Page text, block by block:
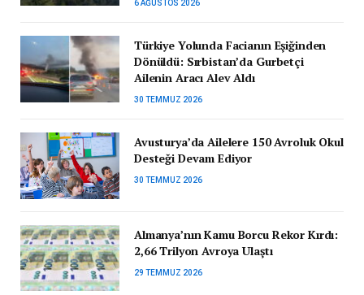
6 AĞUSTOS 2026
Türkiye Yolunda Facianın Eşiğinden
Dönüldü: Sırbistan’da Gurbetçi
Ailenin Aracı Alev Aldı
30 TEMMUZ 2026
Avusturya’da Ailelere 150 Avroluk Okul
Desteği Devam Ediyor
30 TEMMUZ 2026
Almanya’nın Kamu Borcu Rekor Kırdı:
2,66 Trilyon Avroya Ulaştı
29 TEMMUZ 2026